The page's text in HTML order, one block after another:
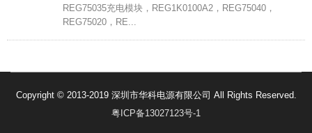
REG75035充电模块，REG1K0100A2，REG75040，
REG75020，RE...
Copyright © 2013-2019 深圳市华科电源有限公司 All Rights Reserved.
粤ICP备13027123号-1